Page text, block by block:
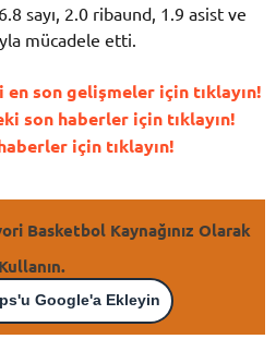
sayı, 2.0 ribaund, 1.9 asist ve
mücadele etti.
son gelişmeler için tıklayın!
son haberler için tıklayın!
için tıklayın!
Basketbol Kaynağınız Olarak
Kullanın.
Google'a Ekleyin